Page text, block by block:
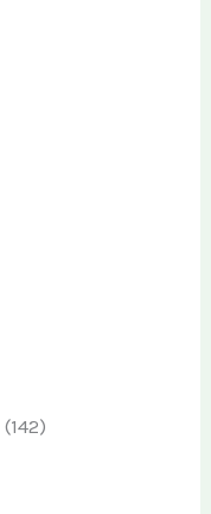
(142)